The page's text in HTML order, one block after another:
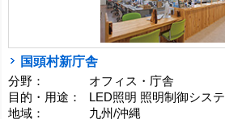
国頭村新庁舎
分野：
オフィス・庁舎
目的・用途：
LED照明 照明制御シス
地域：
九州/沖縄